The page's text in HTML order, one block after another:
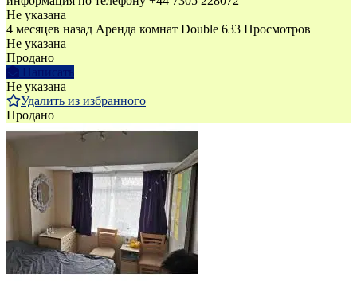
Не указана
4 месяцев назад Аренда комнат Double 633 Просмотров
Не указана
Продано
Написать
Не указана
Удалить из избранного
Продано